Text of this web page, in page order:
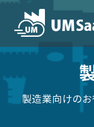
製造業向けのお